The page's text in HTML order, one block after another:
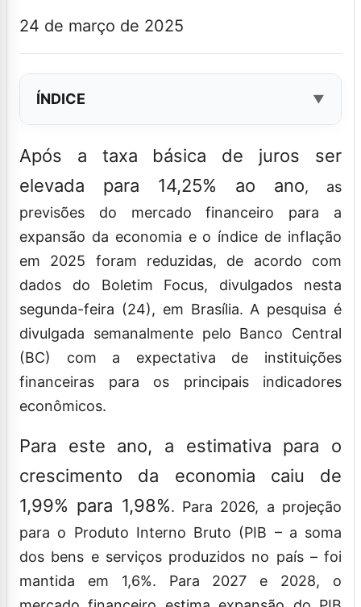
24 de março de 2025
ÍNDICE
Após a taxa básica de juros ser
elevada para 14,25% ao ano, as
previsões do mercado financeiro para a
expansão da economia e o índice de inflação
em 2025 foram reduzidas, de acordo com
dados do Boletim Focus, divulgados nesta
segunda-feira (24), em Brasília. A pesquisa é
divulgada semanalmente pelo Banco Central
(BC) com a expectativa de instituições
financeiras para os principais indicadores
econômicos.
Para este ano, a estimativa para o
crescimento da economia caiu de
1,99% para 1,98%. Para 2026, a projeção
para o Produto Interno Bruto (PIB – a soma
dos bens e serviços produzidos no país – foi
mantida em 1,6%. Para 2027 e 2028, o